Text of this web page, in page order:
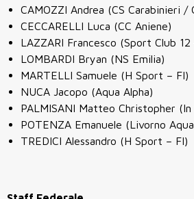
CAMOZZI Andrea (CS Carabinieri /
CECCARELLI Luca (CC Aniene)
LAZZARI Francesco (Sport Club 12
LOMBARDI Bryan (NS Emilia)
MARTELLI Samuele (H Sport – FI)
NUCA Jacopo (Aqua Alpha)
PALMISANI Matteo Christopher (In
POTENZA Emanuele (Livorno
TREDICI Alessandro (H Sport – FI)